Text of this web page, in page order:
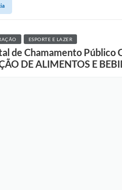
ESPORTE E LAZER
de Chamamento Público
DE ALIMENTOS E